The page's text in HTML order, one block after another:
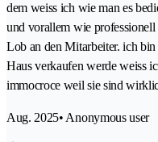
dem weiss ich wie man es
und vorallem wie professionell
Lob an den Mitarbeiter. ich
Haus verkaufen werde weiss
immocroce weil sie sind
Aug. 2025• Anonymous user